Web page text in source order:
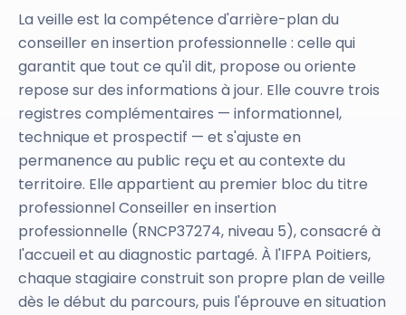
La veille est la compétence d'arrière-plan du
conseiller en insertion professionnelle : celle qui
garantit que tout ce qu'il dit, propose ou oriente
repose sur des informations à jour. Elle couvre trois
registres complémentaires — informationnel,
technique et prospectif — et s'ajuste en
permanence au public reçu et au contexte du
territoire. Elle appartient au premier bloc du titre
professionnel Conseiller en insertion
professionnelle (RNCP37274, niveau 5), consacré à
l'accueil et au diagnostic partagé. À l'IFPA Poitiers,
chaque stagiaire construit son propre plan de veille
dès le début du parcours, puis l'éprouve en situation